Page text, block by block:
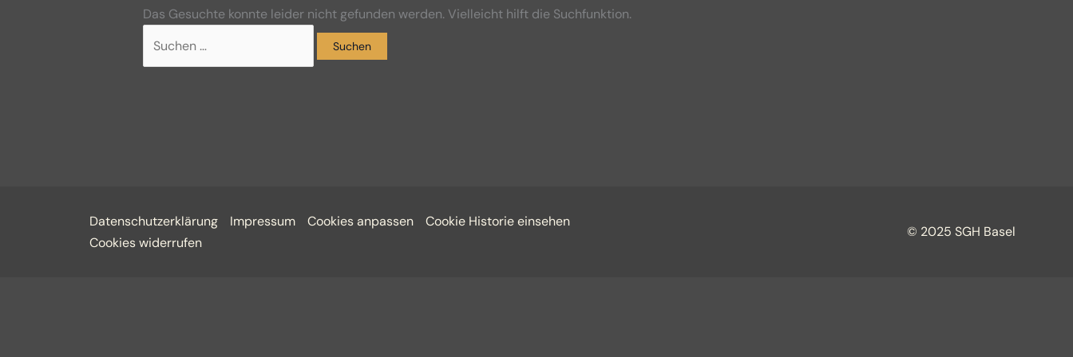
Das Gesuchte konnte leider nicht gefunden werden. Vielleicht hilft die Suchfunktion.
Datenschutzerklärung Impressum Cookies anpassen
Cookie Historie einsehen
Cookies widerrufen
© 2025 SGH Basel